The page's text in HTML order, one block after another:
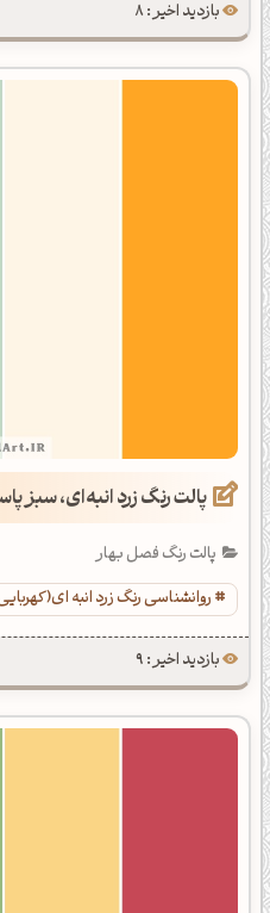
بازدید اخیر : 8
پالت رنگ زرد انبه‌ای، سبز
پالت رنگ فصل بهار
روانشناسی رنگ زرد انبه
بازدید اخیر : 9